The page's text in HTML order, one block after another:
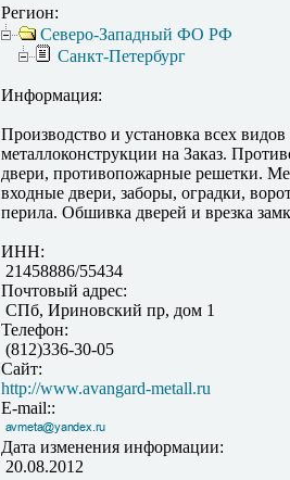
Регион:
Северо-Западный ФО РФ
Санкт-Петербург
Информация:
Производство и установка всех видов
металлоконструкции на Заказ.
двери, противопожарные решетки.
входные двери, заборы, оградки,
перила. Обшивка дверей и врезка
ИНН:
21458886/55434
Почтовый адрес:
СПб, Ириновский пр, дом 1
Телефон:
(812)336-30-05
Сайт:
http://www.avangard-metall.ru
E-mail::
Дата изменения информации:
20.08.2012